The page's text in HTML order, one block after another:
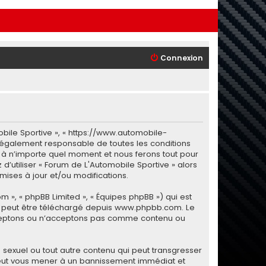
Connexion
Sportive », « https://www.automobile-
responsable de toutes les conditions
n’importe quel moment et nous ferons tout pour
« Forum de L'Automobile Sportive » alors
à jour et/ou modifications.
« phpBB Limited », « Équipes phpBB ») qui est
être téléchargé depuis www.phpbb.com. Le
ou n’acceptons pas comme contenu ou
ou tout autre contenu qui peut transgresser
vous mener à un bannissement immédiat et